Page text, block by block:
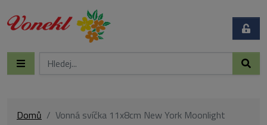
Domů Vonná svíčka 11x8cm New York Moonlight